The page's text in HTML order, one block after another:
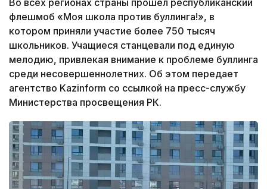
флешмоб «Моя школа против буллинга!», в
котором приняли участие более 750 тысяч
школьников. Учащиеся станцевали под единую
мелодию, привлекая внимание к проблеме буллинга
среди несовершеннолетних. Об этом передает
агентство Kazinform со ссылкой на пресс-службу
Министерства просвещения РК.